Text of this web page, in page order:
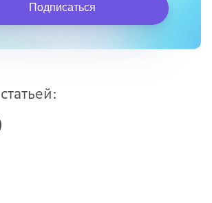
Подписаться